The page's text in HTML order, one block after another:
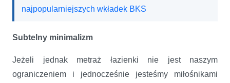
najpopularniejszych wkładek BKS
Subtelny minimalizm
Jeżeli jednak metraż łazienki nie jest naszym
ograniczeniem i jednocześnie jesteśmy miłośnikami